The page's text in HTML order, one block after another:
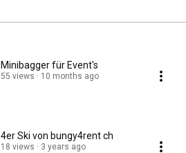
Minibagger für Event's
55 views 10 months ago
4er Ski von bungy4rent ch
18 views 3 years ago